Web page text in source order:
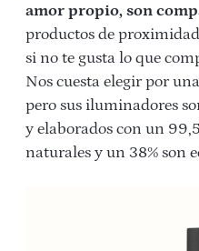
amor propio, son
productos de
si no te gusta lo que
Nos cuesta elegir por
pero sus iluminadores
y elaborados con un
naturales y un 38% son